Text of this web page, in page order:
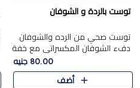
توست بالردة و الشوفان
توست صحي من الرده والشوفان.
دفء الشوفان المكسراتي مع خفة
80.00 جنيه
أضف